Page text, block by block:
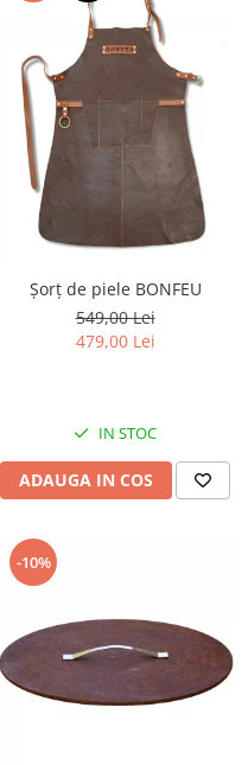
Șorț de piele BONFEU
549,00 Lei
479,00 Lei
IN STOC
ADAUGA IN COS
-10%